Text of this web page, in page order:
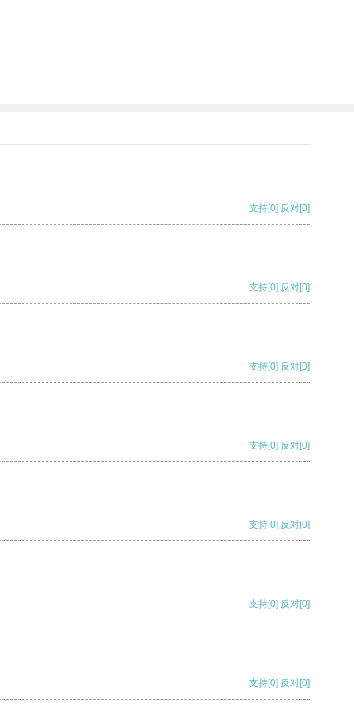
支持[0] 反对[0]
支持[0] 反对[0]
支持[0] 反对[0]
支持[0] 反对[0]
支持[0] 反对[0]
支持[0] 反对[0]
支持[0] 反对[0]